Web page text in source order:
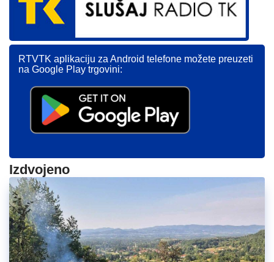
RTVTK aplikaciju za Android telefone možete preuzeti
na Google Play trgovini:
Izdvojeno